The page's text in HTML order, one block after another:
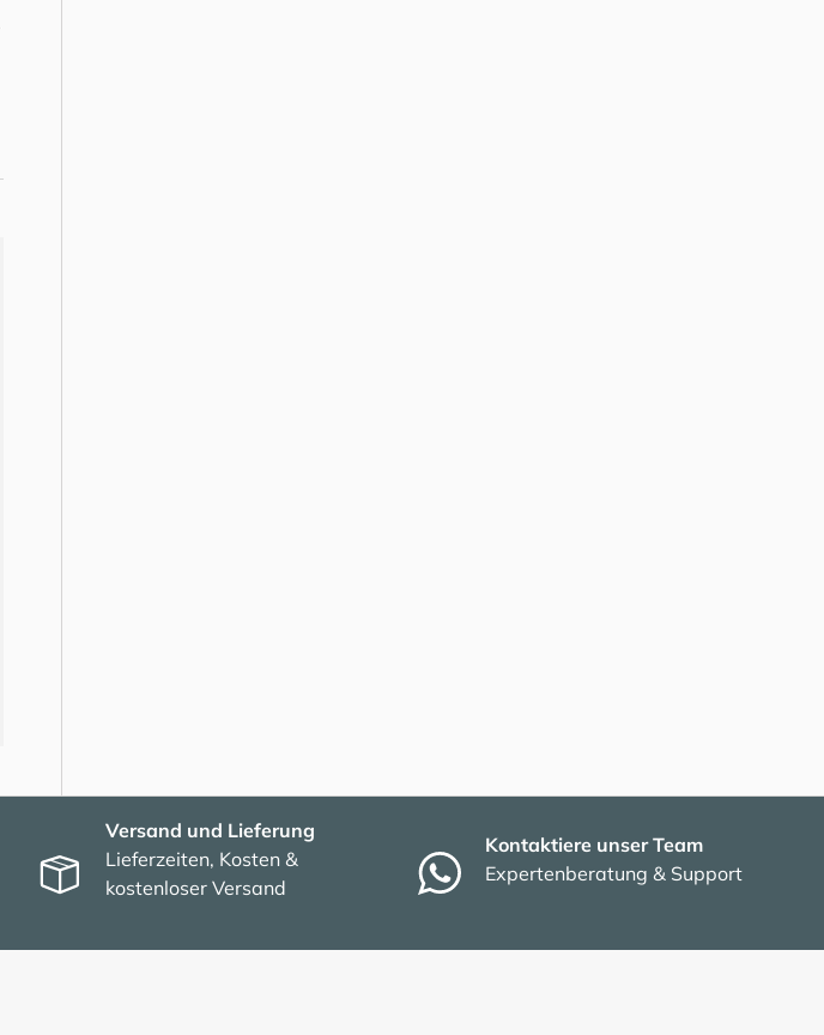
Versand und Lieferung
Lieferzeiten, Kosten &
kostenloser Versand
Kontaktiere unser Team
Expertenberatung & Support